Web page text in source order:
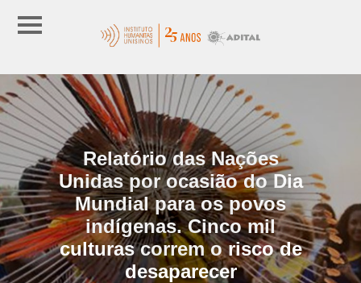
Relatório das Nações
Unidas por ocasião do Dia
Mundial para os povos
indígenas. Cinco mil
culturas correm o risco de
desaparecer